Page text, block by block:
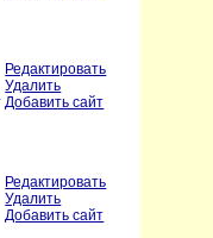
Редактировать
Удалить
Добавить сайт
Редактировать
Удалить
Добавить сайт